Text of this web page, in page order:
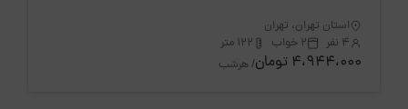
استان تهران، تهران
4 نفر
2 خواب 122 متر
4،944،000 تومان / هرشب